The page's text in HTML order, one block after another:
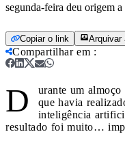
segunda-feira deu origem
Copiar o link Arquivar
Compartilhar em :
D
urante um
que havia
inteligência
resultado foi muito…